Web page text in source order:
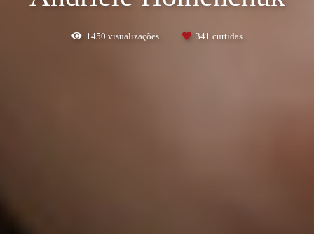
1450 visualizações 341 curtidas